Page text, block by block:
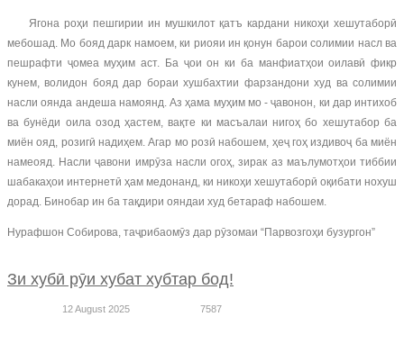
Ягона роҳи пешгирии ин мушкилот қатъ кардани никоҳи хешутаборӣ
мебошад. Мо бояд дарк намоем, ки риояи ин қонун барои солимии насл ва
пешрафти ҷомеа муҳим аст. Ба ҷои он ки ба манфиатҳои оилавӣ фикр
кунем, волидон бояд дар бораи хушбахтии фарзандони худ ва солимии
насли оянда андеша намоянд. Аз ҳама муҳим мо - ҷавонон, ки дар интихоб
ва бунёди оила озод ҳастем, вақте ки масъалаи нигоҳ бо хешутабор ба
миён ояд, розигӣ надиҳем. Агар мо розӣ набошем, ҳеҷ гоҳ издивоҷ ба миён
намеояд. Насли ҷавони имрӯза насли огоҳ, зирак аз маълумотҳои тиббии
шабакаҳои интернетӣ ҳам медонанд, ки никоҳи хешутаборӣ оқибати нохуш
дорад. Бинобар ин ба тақдири ояндаи худ бетараф набошем.
Нурафшон Собирова, таҷрибаомӯз дар рӯзомаи “Парвозгоҳи бузургон”
Зи хубӣ рӯи хубат хубтар бод!
12 August 2025 7587